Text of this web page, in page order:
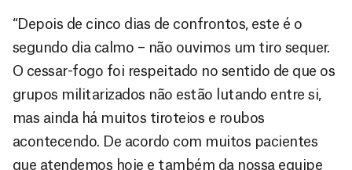
“Depois de cinco dias de confrontos, este é o
segundo dia calmo – não ouvimos um tiro sequer.
O cessar-fogo foi respeitado no sentido de que os
grupos militarizados não estão lutando entre si,
mas ainda há muitos tiroteios e roubos
acontecendo. De acordo com muitos pacientes
que atendemos hoje e também da nossa equipe